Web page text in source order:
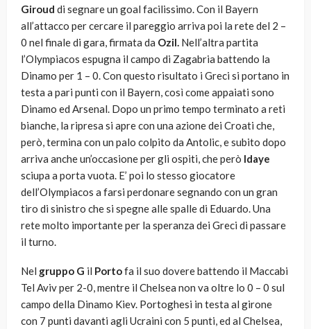
Giroud di segnare un goal facilissimo. Con il Bayern
all’attacco per cercare il pareggio arriva poi la rete del 2 –
0 nel finale di gara, firmata da Ozil. Nell’altra partita
l’Olympiacos espugna il campo di Zagabria battendo la
Dinamo per 1 – 0. Con questo risultato i Greci si portano in
testa a pari punti con il Bayern, così come appaiati sono
Dinamo ed Arsenal. Dopo un primo tempo terminato a reti
bianche, la ripresa si apre con una azione dei Croati che,
però, termina con un palo colpito da Antolic, e subito dopo
arriva anche un’occasione per gli ospiti, che però Idaye
sciupa a porta vuota. E’ poi lo stesso giocatore
dell’Olympiacos a farsi perdonare segnando con un gran
tiro di sinistro che si spegne alle spalle di Eduardo. Una
rete molto importante per la speranza dei Greci di passare
il turno.
Nel gruppo G il Portofa il suo dovere battendo il Maccabi
Tel Aviv per 2-0, mentre il Chelsea non va oltre lo 0 – 0 sul
campo della Dinamo Kiev. Portoghesi in testa al girone
con 7 punti davanti agli Ucraini con 5 punti, ed al Chelsea,